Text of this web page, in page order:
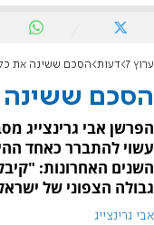
ערוץ 7 דעות הסכם ששינה את
הסכם
הפרשן אבי גרינצייג
עשוי להתברר כאחד
השנים האחרונות:
גבולה הצפוני של
אבי גרינצייג